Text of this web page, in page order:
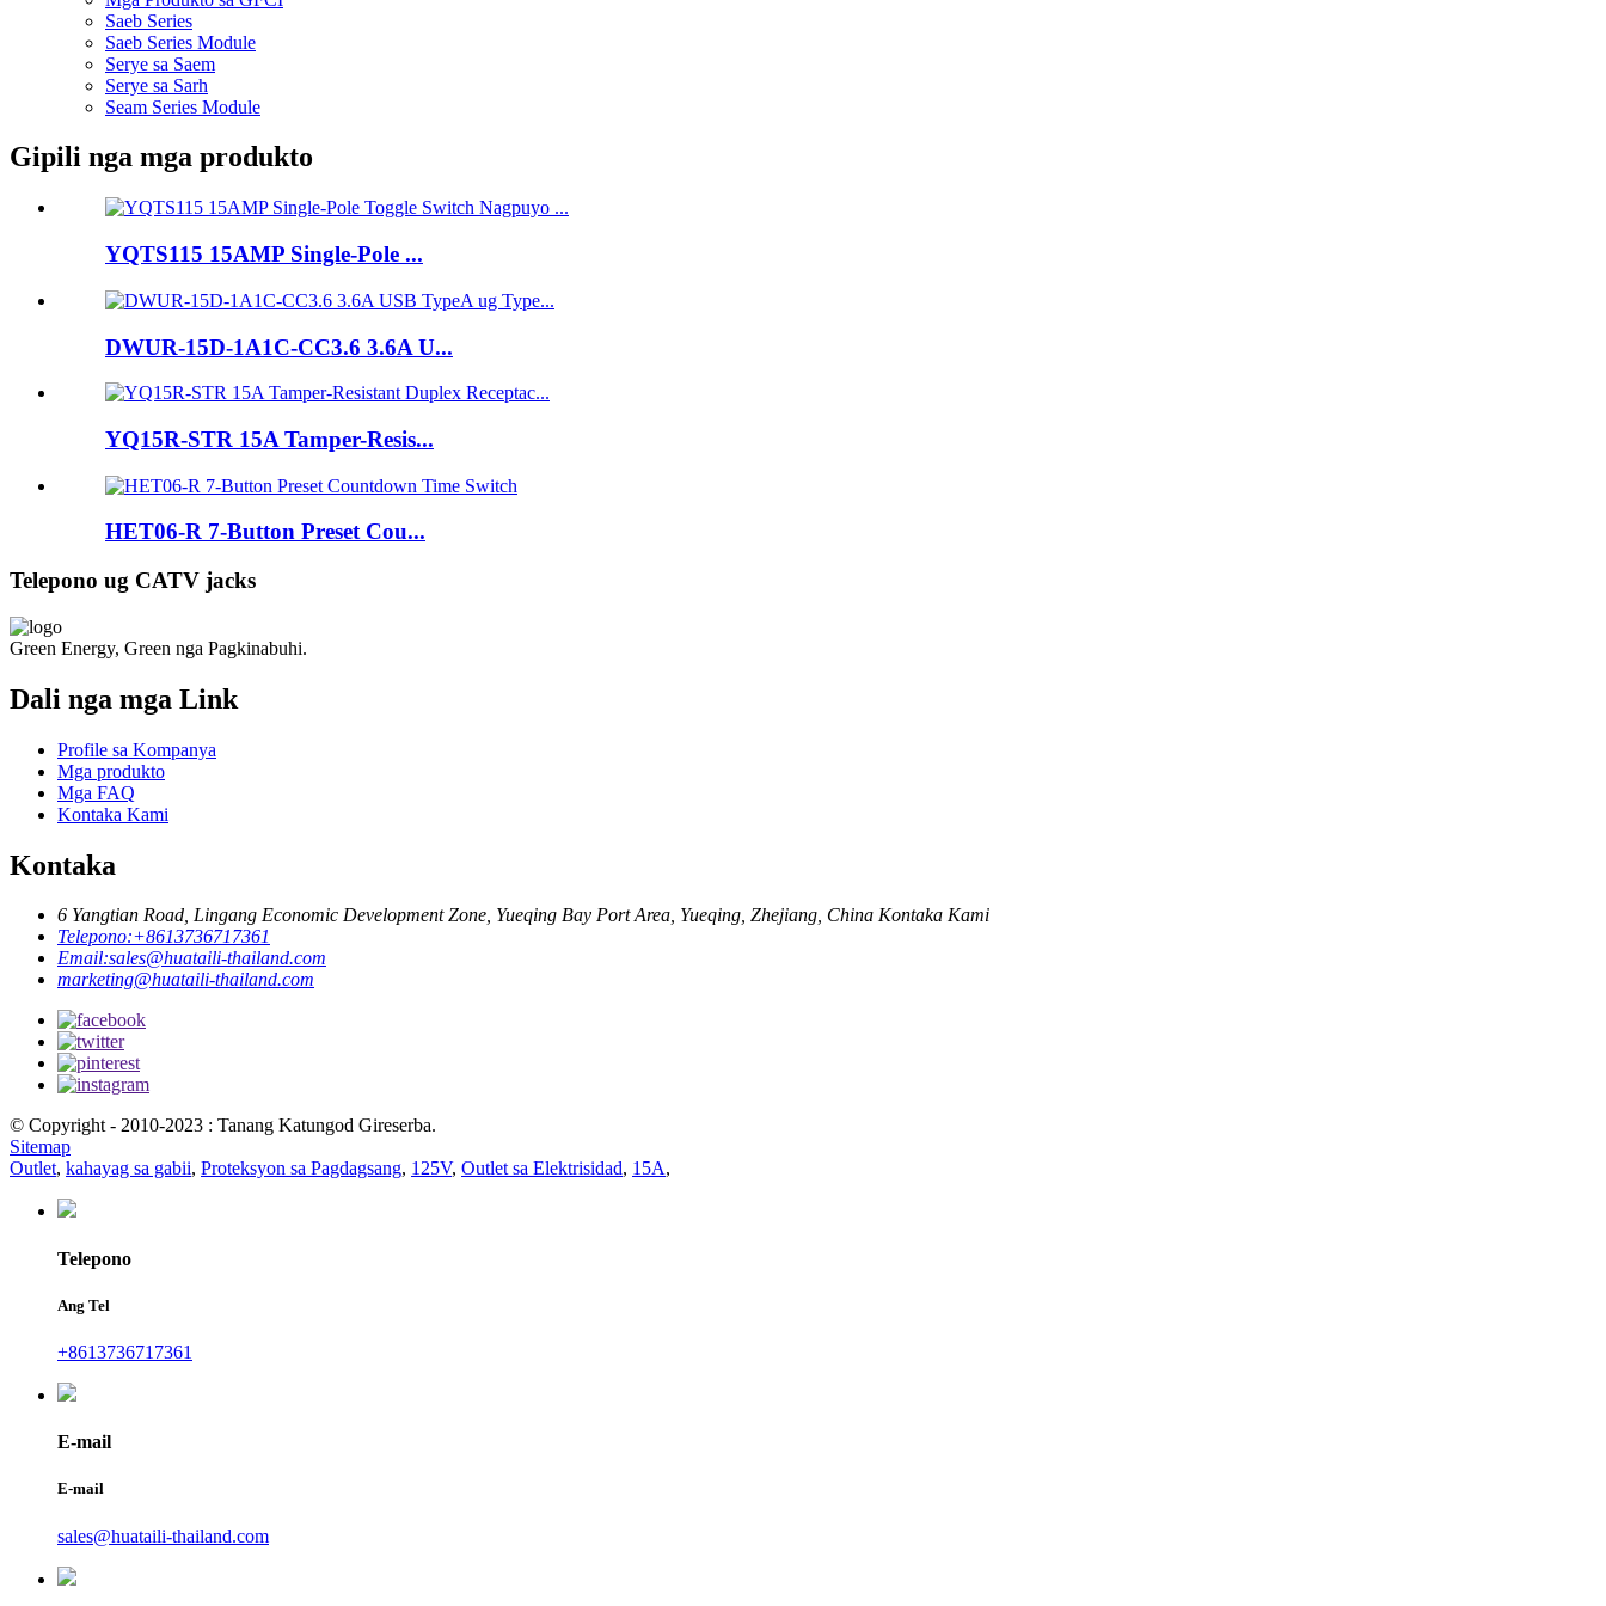
Saeb Series
Saeb Series Module
Serye sa Saem
Serye sa Sarh
Seam Series Module
Gipili nga mga produkto
YQTS115 15AMP Single-Pole ...
DWUR-15D-1A1C-CC3.6 3.6A U...
YQ15R-STR 15A Tamper-Resis...
HET06-R 7-Button Preset Cou...
Telepono ug CATV jacks
Green Energy, Green nga Pagkinabuhi.
Dali nga mga Link
Profile sa Kompanya
Mga produkto
Mga FAQ
Kontaka Kami
Kontaka
6 Yangtian Road, Lingang Economic Development Zone, Yueqing Bay Port Area, Yueqing, Zhejiang, China Kontaka Kami
Telepono:+8613736717361
Email:sales@huataili-thailand.com
marketing@huataili-thailand.com
© Copyright - 2010-2023 : Tanang Katungod Gireserba.
Sitemap
Outlet, kahayag sa gabii, Proteksyon sa Pagdagsang, 125V, Outlet sa Elektrisidad, 15A,
Telepono
Ang Tel
+8613736717361
E-mail
E-mail
sales@huataili-thailand.com